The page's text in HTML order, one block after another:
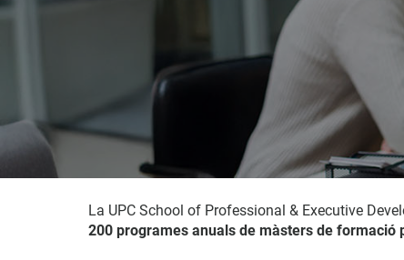
La UPC School of Professional & Executive
200 programes anuals de màsters de formació